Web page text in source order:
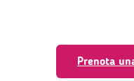
Prenota